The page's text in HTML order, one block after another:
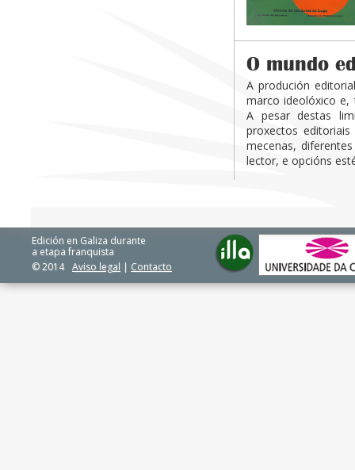
O mundo
A produción
marco ideolóxico e,
A pesar destas
proxectos
mecenas,
lector, e opcións
Edición en Galiza durante
a etapa franquista
© 2014 Aviso legal | Contacto